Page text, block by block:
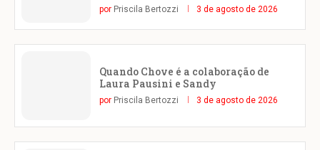
por Priscila Bertozzi 3 de agosto de 2026
Quando Chove é a colaboração de
Laura Pausini e Sandy
por Priscila Bertozzi 3 de agosto de 2026